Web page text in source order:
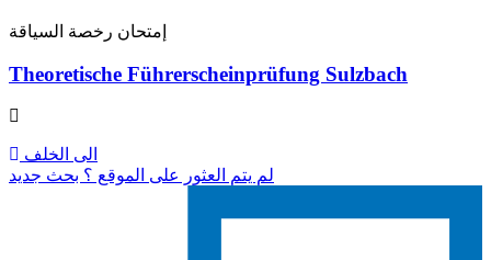
إمتحان رخصة السياقة
Theoretische Führerscheinprüfung Sulzbach
الى الخلف
لم يتم العثور على الموقع ؟ بحث جديد